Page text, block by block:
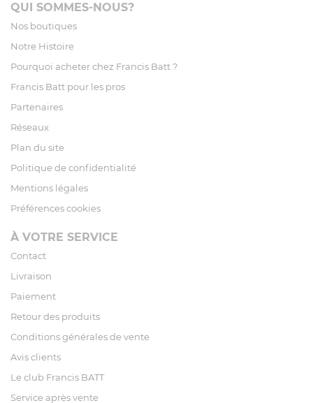
QUI SOMMES-NOUS?
Nos boutiques
Notre Histoire
Pourquoi acheter chez Francis Batt ?
Francis Batt pour les pros
Partenaires
Réseaux
Plan du site
Politique de confidentialité
Mentions légales
Préférences cookies
À VOTRE SERVICE
Contact
Livraison
Paiement
Retour des produits
Conditions générales de vente
Avis clients
Le club Francis BATT
Service après vente